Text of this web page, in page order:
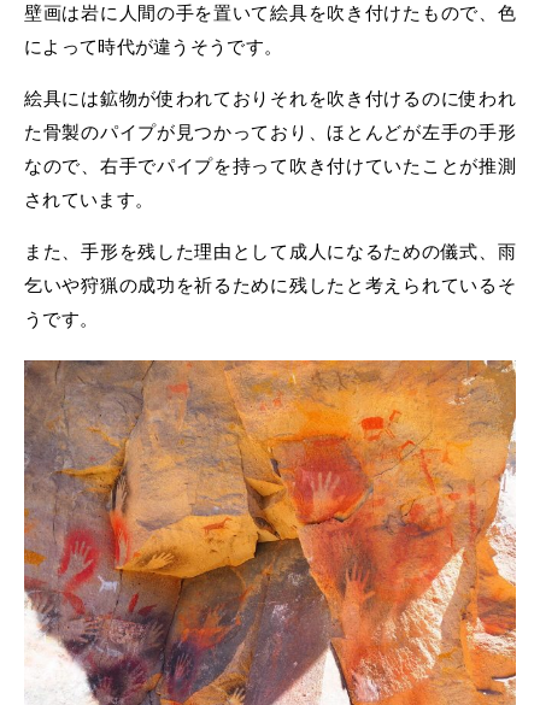
壁画は岩に人間の手を置いて絵具を吹き付けたもので、色
によって時代が違うそうです。
絵具には鉱物が使われておりそれを吹き付けるのに使われ
た骨製のパイプが見つかっており、ほとんどが左手の手形
なので、右手でパイプを持って吹き付けていたことが推測
されています。
また、手形を残した理由として成人になるための儀式、雨
乞いや狩猟の成功を祈るために残したと考えられているそ
うです。